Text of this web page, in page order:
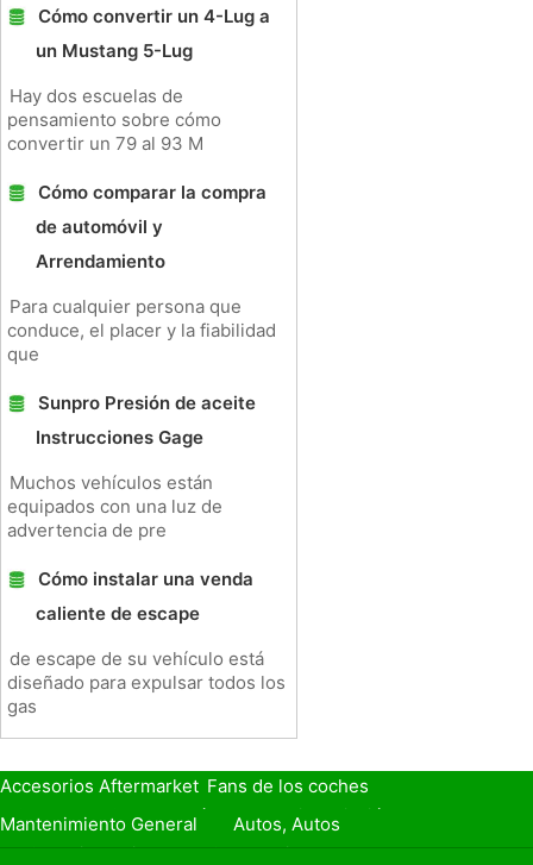
Cómo convertir un 4-Lug a
un Mustang 5-Lug
Hay dos escuelas de
pensamiento sobre cómo
convertir un 79 al 93 M
Cómo comparar la compra
de automóvil y
Arrendamiento
Para cualquier persona que
conduce, el placer y la fiabilidad
que
Sunpro Presión de aceite
Instrucciones Gage
Muchos vehículos están
equipados con una luz de
advertencia de pre
Cómo instalar una venda
caliente de escape
de escape de su vehículo está
diseñado para expulsar todos los
gas
Accesorios Aftermarket Fans de los coches
Seguro de Coche
Préstamos y Financiación
Mantenimiento General
Autos, Autos
Seguridad Vial
Combustibles